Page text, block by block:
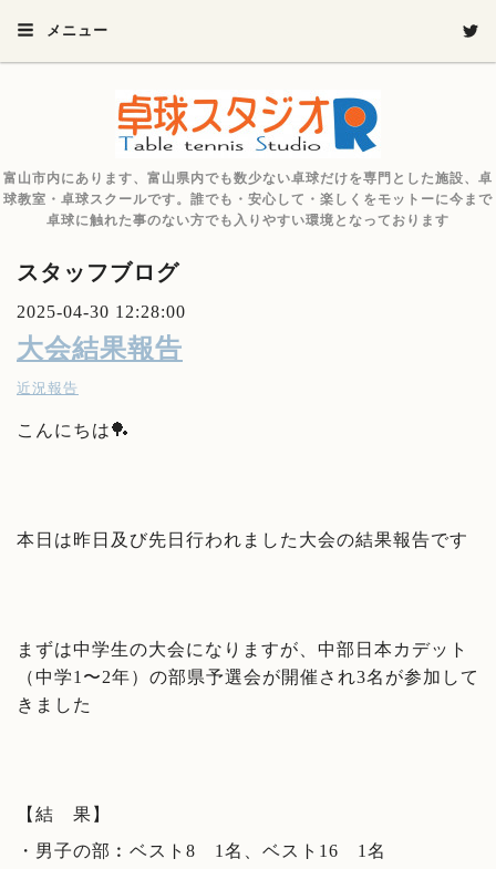
メニュー
富山市内にあります、富山県内でも数少ない卓球だけを専門とした施設、卓
球教室・卓球スクールです。誰でも・安心して・楽しくをモットーに今まで
卓球に触れた事のない方でも入りやすい環境となっております
スタッフブログ
2025-04-30 12:28:00
大会結果報告
近況報告
こんにちは🏓
本日は昨日及び先日行われました大会の結果報告です
まずは中学生の大会になりますが、中部日本カデット
（中学1〜2年）の部県予選会が開催され3名が参加して
きました
【結 果】
・男子の部︰ベスト8 1名、ベスト16 1名